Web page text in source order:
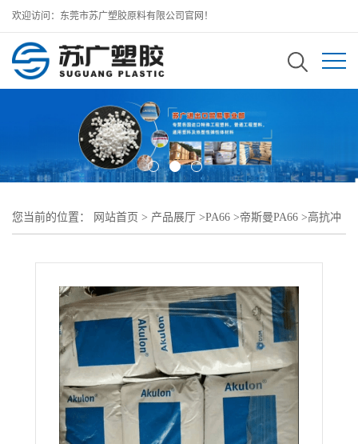
欢迎访问：东莞市苏广塑胶原料有限公司官网！
您当前的位置： 网站首页 > 产品展厅 >PA66 >帝斯曼PA66 >高抗冲